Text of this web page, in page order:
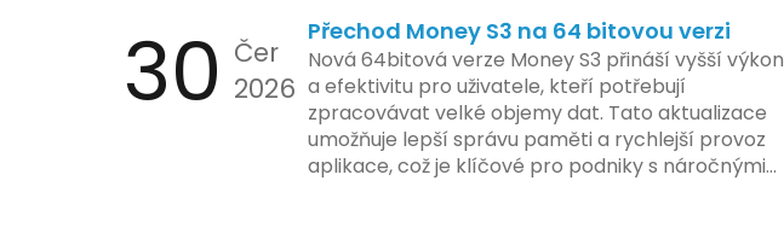
se zaměřuje na pokročilé sledování uživatelských
aktivit, což vyvolalo obavy ohledně soukromí a
ochrany dat uživatelů. Zatímco Apple tvrdí, že
veškeré jejich inovace kladou důraz na bezpečnost
a ochranu spotřebitelů, regulační orgány různých
zemí jsou na pozoru a sledují vývoj celého případu
30 Čer
2026
Přechod Money S3 na 64 bitovou verzi
Nová 64bitová verze Money S3 přináší vyšší výkon
a efektivitu pro uživatele, kteří potřebují
zpracovávat velké objemy dat. Tato aktualizace
umožňuje lepší správu paměti a rychlejší provoz
aplikace, což je klíčové pro podniky s náročnými